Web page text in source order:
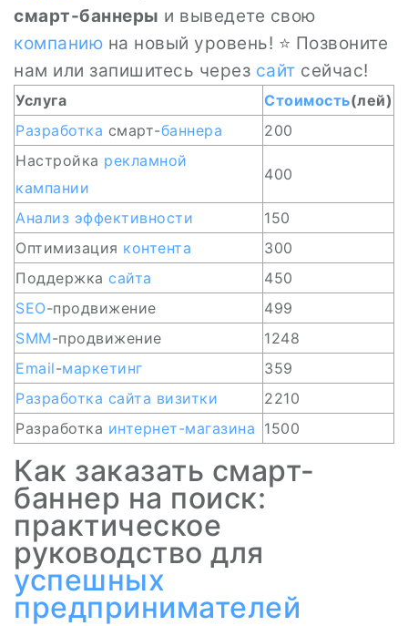
смарт-баннеры и выведете свою
компанию на новый уровень! ⭐ Позвоните
нам или запишитесь через сайт сейчас!
Услуга Стоимость(лей)
Разработка смарт-баннера
200
Настройка рекламной
кампании
400
Анализ эффективности
150
Оптимизация контента
300
Поддержка сайта
450
SEO-продвижение
499
SMM-продвижение
1248
Email-маркетинг
359
Разработка сайта визитки
2210
Разработка интернет-магазина 1500
Как заказать смарт-
баннер на поиск:
практическое
руководство для
успешных
предпринимателей